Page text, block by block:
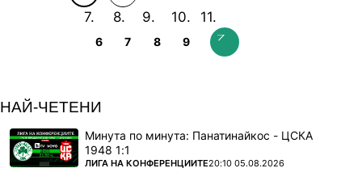
6 7 8 9
НАЙ-ЧЕТЕНИ
Минута по минута: Панатинайкос - ЦСКА
1948 1:1
ПОВЕЧЕ ОТ
ЛИГА НА КОНФЕРЕНЦИИТЕ20:10 05.08.2026